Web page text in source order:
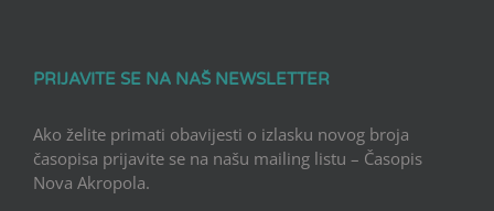
PRIJAVITE SE NA NAŠ NEWSLETTER
Ako želite primati obavijesti o izlasku novog broja
časopisa prijavite se na našu mailing listu – Časopis
Nova Akropola.